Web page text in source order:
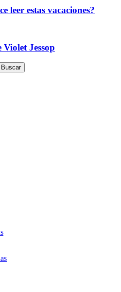
leer estas vacaciones?
Jessop